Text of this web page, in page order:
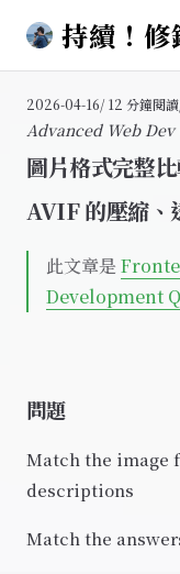
Skip to content
持續！修
2026-04-16/ 12 分鐘閱讀
Advanced Web Dev
圖片格式完整
AVIF 的壓縮、
此文章是
Development
問題
Match the image
descriptions
Match the